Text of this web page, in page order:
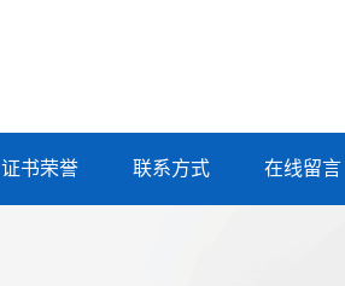
证书荣誉 联系方式 在线留言